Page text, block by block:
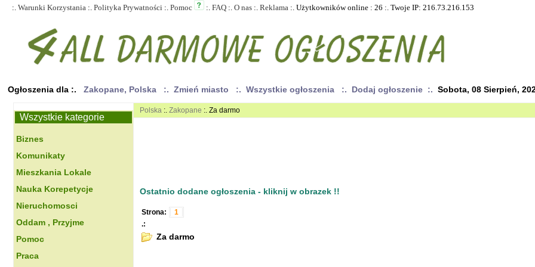
:. Warunki Korzystania :. Polityka Prywatności :. Pomoc :. FAQ :. O nas :. Reklama :. Użytkowników online : 26 :. Twoje IP: 216.73.216.153
Ogłoszenia dla :.Zakopane, Polska :. Zmień miasto :. Wszystkie ogłoszenia :. Dodaj ogłoszenie :. Sobota, 08 Sierpień,
Wszystkie kategorie
Biznes
Komunikaty
Mieszkania Lokale
Nauka Korepetycje
Nieruchomosci
Oddam , Przyjme
Pomoc
Praca
Polska :. Zakopane :. Za darmo
Ostatnio dodane ogłoszenia - kliknij w obrazek !!
Strona:
1
.:
Za darmo